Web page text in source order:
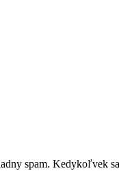
spam. Kedykoľvek